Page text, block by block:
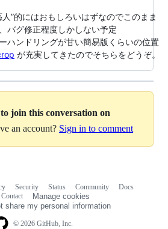
”的にはおもしろいはずなのでこのまま
バグ修正程度しかしない予定
ハンドリングが甘い簡易版くらいの位置
が充実してきたのでそちらをどうぞ。
to join this conversation on
an account? Sign in to comment
© 2026 GitHub, Inc.
Security Status Community
Docs
Contact
Manage cookies
share my personal information